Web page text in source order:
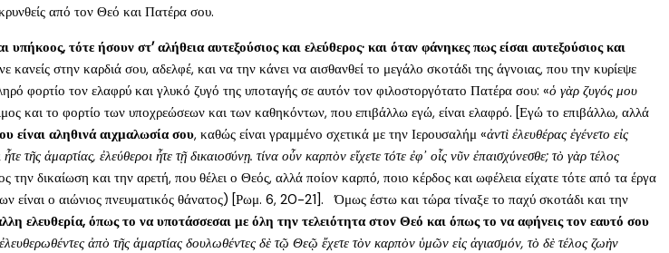
από τον Θεό και Πατέρα σου.
υπήκοος, τότε ήσουν στ’ αλήθεια αυτεξούσιος και ελεύθερος· και όταν φάνηκες πως είσαι αυτεξούσιος και
κανείς στην καρδιά σου, αδελφέ, και να την κάνει να αισθανθεί το μεγάλο σκοτάδι της άγνοιας, που την κυρίεψε
φορτίο τον ελαφρύ και γλυκό ζυγό της υποταγής σε αυτόν τον φιλοστοργότατο Πατέρα σου: «ὁ γὰρ ζυγός μου
και το φορτίο των υποχρεώσεων και των καθηκόντων, που επιβάλλω εγώ, είναι ελαφρό. [Εγώ το επιβάλλω, αλλά
είναι αληθινά αιχμαλωσία σου, καθώς είναι γραμμένο σχετικά με την Ιερουσαλήμ «ἀντὶ ἐλευθέρας ἐγένετο εἰς
τῆς ἁμαρτίας, ἐλεύθεροι ἦτε τῇ δικαιοσύνῃ. τίνα οὖν καρπὸν εἴχετε τότε ἐφ᾿ οἷς νῦν ἐπαισχύνεσθε; τὸ γὰρ τέλος
δικαίωση και την αρετή, που θέλει ο Θεός, αλλά ποίον καρπό, ποιο κέρδος και ωφέλεια είχατε τότε από τα έργα
είναι ο αιώνιος πνευματικός θάνατος) [Ρωμ. 6, 20-21]. Όμως έστω και τώρα τίναξε το παχύ σκοτάδι και την
ελευθερία, όπως το να υποτάσσεσαι με όλη την τελειότητα στον Θεό και όπως το να αφήνεις τον εαυτό σου
ἀπὸ τῆς ἁμαρτίας δουλωθέντες δὲ τῷ Θεῷ ἔχετε τὸν καρπὸν ὑμῶν εἰς ἁγιασμόν, τὸ δὲ τέλος ζωὴν